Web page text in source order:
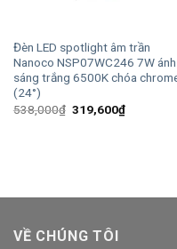
Đèn LED spotlight âm trần
Nanoco NSP07WC246 7W ánh
sáng trắng 6500K chóa
(24°)
538,000₫ Giá
319,600₫Giá
hiện
VỀ CHÚNG TÔI